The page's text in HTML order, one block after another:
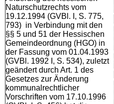
Naturschutzrechts vom
19.12.1994 (GVBl. I, S. 775,
793) in Verbindung mit den
§§ 5 und 51 der Hessischen
Gemeindeordnung (HGO) in
der Fassung vom 01.04.1993
(GVBl. 1992 I, S. 534), zuletzt
geändert durch Art. 1 des
Gesetzes zur Änderung
kommunalrechtlicher
Vorschriften vom 17.10.1996